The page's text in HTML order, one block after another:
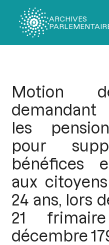
ARCHIVES
Motion
les
pour
bénéfices
aux
24 ans, lors
21
décembre